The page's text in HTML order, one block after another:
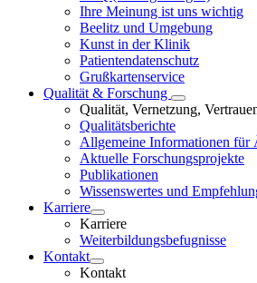
Ihre Meinung ist uns wichtig
Beelitz und Umgebung
Kunst in der Klinik
Patientendatenschutz
Grußkartenservice
Qualität & Forschung
Qualität, Vernetzung,
Qualitätsberichte
Allgemeine Informationen für
Aktuelle Forschungsprojekte
Publikationen
Wissenswertes und
Karriere
Karriere
Weiterbildungsbefugnisse
Kontakt
Kontakt